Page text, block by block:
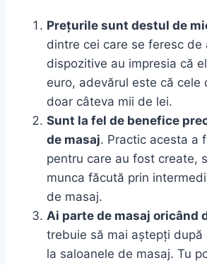
Prețurile sunt destul de
dintre cei care se feresc de
dispozitive au impresia că
euro, adevărul este că cele
doar câteva mii de lei.
Sunt la fel de benefice
de masaj. Practic acesta a
pentru care au fost create,
munca făcută prin
de masaj.
Ai parte de masaj oricând
trebuie să mai aștepți după
la saloanele de masaj. Tu